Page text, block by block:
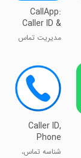
CallApp:
Caller ID &
Block
مدیریت تماس
Caller ID,
Phone
Dialer, Block
شناسه تماس،